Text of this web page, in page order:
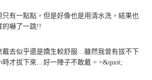
有一點點，但是好像也是用清水洗，結果也
嚇了一跳!!
去似乎還是嬌生較舒服…雖然我曾有拔不下
時才拔下來…好一陣子不敢戴 = =&quot;